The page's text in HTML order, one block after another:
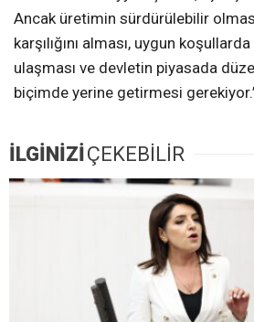
Ancak üretimin sürdürülebilir
karşılığını alması, uygun
ulaşması ve devletin piyasada
biçimde yerine getirmesi
İLGİNİZİÇEKEBİLİR